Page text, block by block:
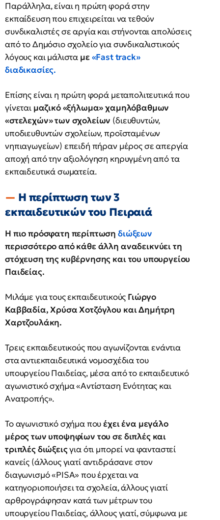
Παράλληλα, είναι η πρώτη φορά στην
εκπαίδευση που επιχειρείται να τεθούν
συνδικαλιστές σε αργία και στήνονται απολύσεις
από το Δημόσιο σχολείο για συνδικαλιστικούς
λόγους και μάλιστα με«Fast track»
διαδικασίες.
Επίσης είναι η πρώτη φορά μεταπολιτευτικά που
γίνεται μαζικό «ξήλωμα» χαμηλόβαθμων
«στελεχών» των σχολείων (διευθυντών,
υποδιευθυντών σχολείων, προϊσταμένων
νηπιαγωγείων) επειδή πήραν μέρος σε απεργία
αποχή από την αξιολόγηση κηρυγμένη από τα
εκπαιδευτικά σωματεία.
Η περίπτωση των 3
εκπαιδευτικών του Πειραιά
Η πιο πρόσφατη περίπτωση διώξεων
περισσότερο από κάθε άλλη αναδεικνύει τη
στόχευση της κυβέρνησης και του υπουργείου
Παιδείας.
Μιλάμε για τους εκπαιδευτικούς Γιώργο
Καββαδία, Χρύσα Χοτζόγλου και Δημήτρη
Χαρτζουλάκη.
Τρεις εκπαιδευτικούς που αγωνίζονται ενάντια
στα αντιεκπαιδευτικά νομοσχέδια του
υπουργείου Παιδείας, μέσα από το εκπαιδευτικό
αγωνιστικό σχήμα «Αντίσταση Ενότητας και
Ανατροπής».
Το αγωνιστικό σχήμα πουέχει ένα μεγάλο
μέρος των υποψηφίων του σε διπλές και
τριπλές διώξειςγια ότι μπορεί να φανταστεί
κανείς (άλλους γιατί αντιδράσανε στον
διαγωνισμό «PISA» που έρχεται να
κατηγοριοποιήσει τα σχολεία, άλλους γιατί
αρθρογράφησαν κατά των μέτρων του
υπουργείου Παιδείας, άλλους γιατί, σύμφωνα με